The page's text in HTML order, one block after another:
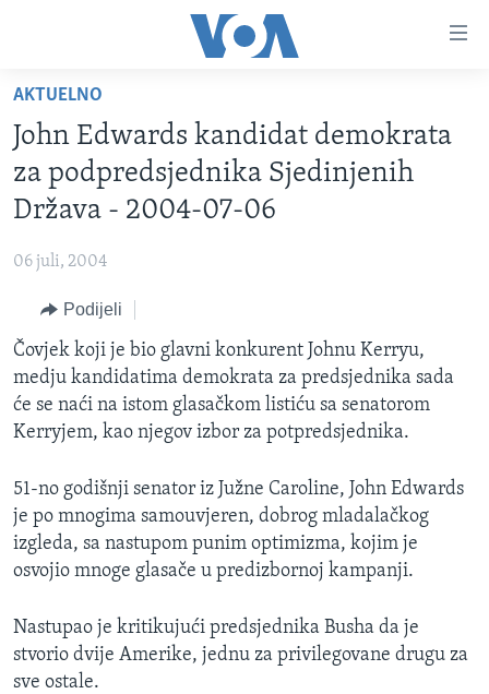
glavni
sadržaj
na
glavnu
Idi
pretragu
TV PROGRAM
FOTOGRAFIJE DANA
SJEDINJENE AMERIČKE DRŽAVE
BOSNA I HERCEGOVINA
SVIJET
NAUKA I TEHNOLOGIJA
SPECIJALNI PROJEKTI
KORUPCIJA
SLOBODA MEDIJA
ŽENSKA STRANA
MAGAZIN
O GLASU AMERIKE
PRATITE NAS
AKTUELNO
John Edwards kandidat demokrata
za podpredsjednika Sjedinjenih
Država - 2004-07-06
06 juli, 2004
Podijeli
Čovjek koji je bio glavni konkurent Johnu Kerryu,
medju kandidatima demokrata za predsjednika sada
će se naći na istom glasačkom listiću sa senatorom
Kerryjem, kao njegov izbor za potpredsjednika.
51-no godišnji senator iz Južne Caroline, John Edwards
je po mnogima samouvjeren, dobrog mladalačkog
izgleda, sa nastupom punim optimizma, kojim je
osvojio mnoge glasače u predizbornoj kampanji.
Nastupao je kritikujući predsjednika Busha da je
stvorio dvije Amerike, jednu za privilegovane drugu za
sve ostale.